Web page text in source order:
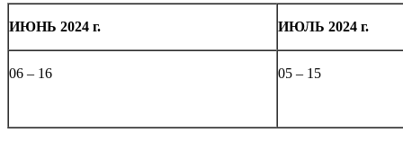
ИЮНЬ 2024 г. ИЮЛЬ 2024 г.
06 – 16 05 – 15